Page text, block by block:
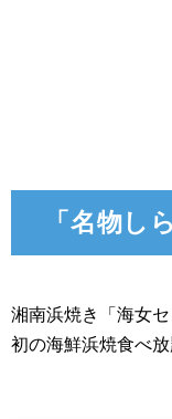
「名物し
湘南浜焼き「海女
初の海鮮浜焼食べ